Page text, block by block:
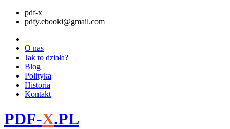
pdf-x
pdfy.ebooki@gmail.com
O nas
Jak to działa?
Blog
Polityka
Historia
Kontakt
PDF-X.PL